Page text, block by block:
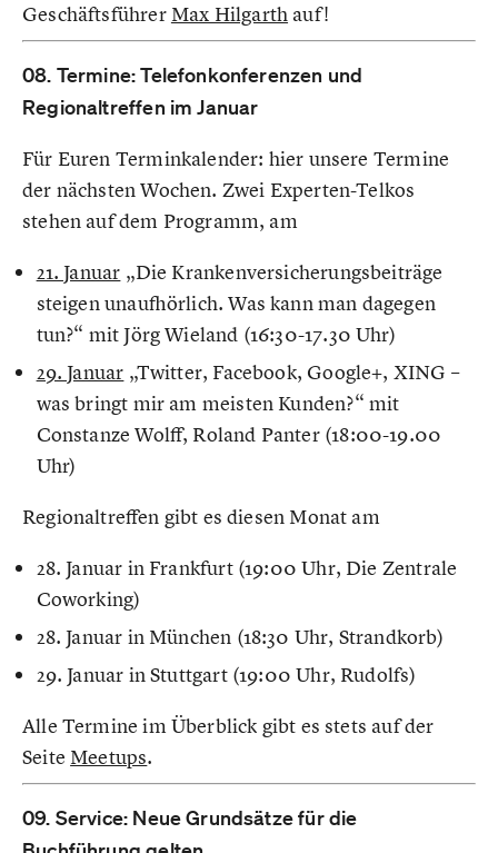
Geschäftsführer Max Hilgarth auf!
08. Termine: Telefonkonferenzen und
Regionaltreffen im Januar
Für Euren Terminkalender: hier unsere Termine
der nächsten Wochen. Zwei Experten-Telkos
stehen auf dem Programm, am
21. Januar „Die Krankenversicherungsbeiträge
steigen unaufhörlich. Was kann man dagegen
tun?“ mit Jörg Wieland (16:30-17.30 Uhr)
29. Januar „Twitter, Facebook, Google+, XING –
was bringt mir am meisten Kunden?“ mit
Constanze Wolff, Roland Panter (18:00-19.00
Uhr)
Regionaltreffen gibt es diesen Monat am
28. Januar in Frankfurt (19:00 Uhr, Die Zentrale
Coworking)
28. Januar in München (18:30 Uhr, Strandkorb)
29. Januar in Stuttgart (19:00 Uhr, Rudolfs)
Alle Termine im Überblick gibt es stets auf der
Seite Meetups.
09. Service: Neue Grundsätze für die